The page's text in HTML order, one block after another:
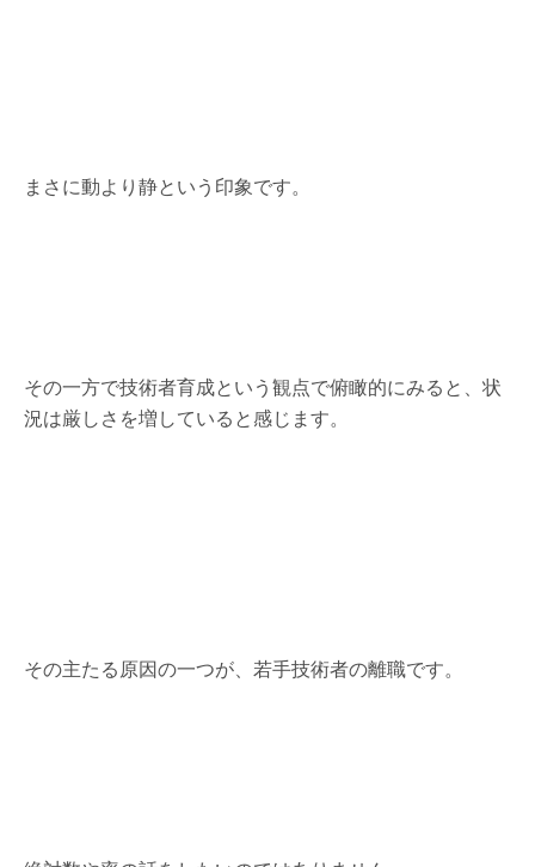
まさに動より静という印象です。
その一方で技術者育成という観点で俯瞰的にみると、状
況は厳しさを増していると感じます。
その主たる原因の一つが、若手技術者の離職です。